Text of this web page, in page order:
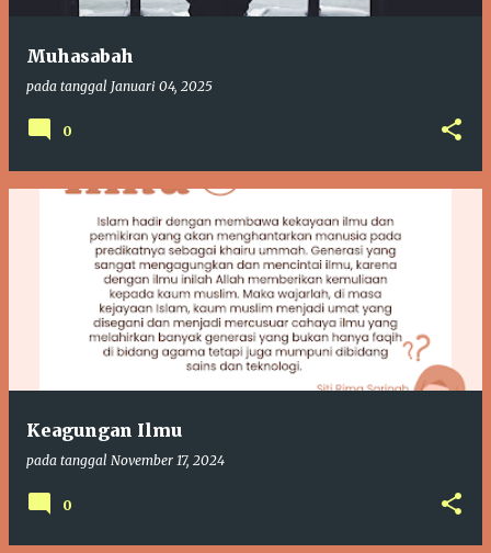
Muhasabah
pada tanggal Januari 04, 2025
0
Keagungan Ilmu
pada tanggal November 17, 2024
0